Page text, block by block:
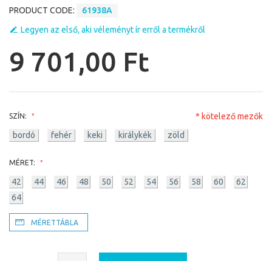
PRODUCT CODE:
61938A
Legyen az első, aki véleményt ír erről a termékről
9 701,00 Ft
SZÍN:
bordó fehér keki királykék zöld
MÉRET:
42 44 46 48 50 52 54 56 58 60
62
64
MÉRETTÁBLA
* kötelező mezők